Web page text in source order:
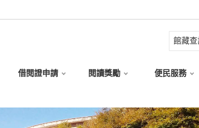
借閱證申請 閱讀獎勵 便民服務